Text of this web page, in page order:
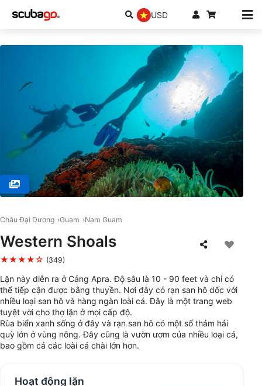
USD
Châu Đại Dương Guam Nam Guam
Western Shoals
★★★★☆ (349)
Lặn này diễn ra ở Cảng Apra. Độ sâu là 10 - 90 feet và chỉ có
thể tiếp cận được bằng thuyền. Nơi đây có rạn san hô dốc với
nhiều loại san hô và hàng ngàn loài cá. Đây là một trang web
tuyệt vời cho thợ lặn ở mọi cấp độ.
Rùa biển xanh sống ở đây và rạn san hô có một số thảm hải
quỳ lớn ở vùng nông. Đây cũng là vườn ươm của nhiều loại cá,
bao gồm cả các loài cá chài lớn hơn.
Hoạt động lặn